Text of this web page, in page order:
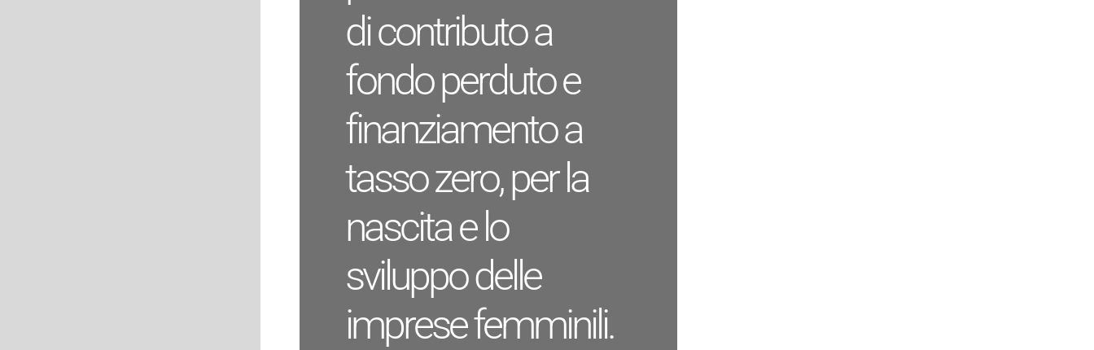
di contributo a
fondo perduto e
finanziamento a
tasso zero, per la
nascita e lo
sviluppo delle
imprese femminili.